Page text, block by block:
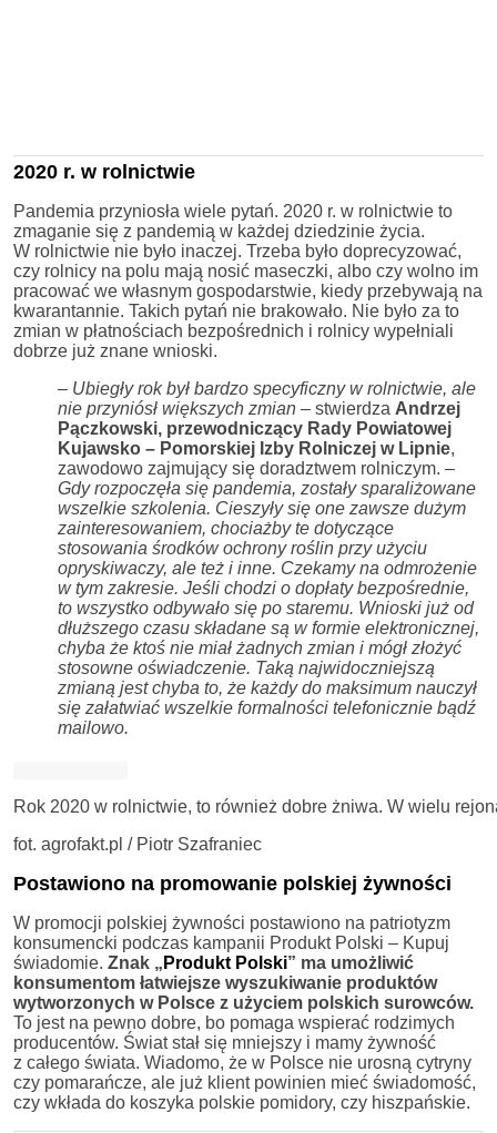
2020 r. w rolnictwie
Pandemia przyniosła wiele pytań. 2020 r. w rolnictwie to
zmaganie się z pandemią w każdej dziedzinie życia.
W rolnictwie nie było inaczej. Trzeba było doprecyzować,
czy rolnicy na polu mają nosić maseczki, albo czy wolno im
pracować we własnym gospodarstwie, kiedy przebywają na
kwarantannie. Takich pytań nie brakowało. Nie było za to
zmian w płatnościach bezpośrednich i rolnicy wypełniali
dobrze już znane wnioski.
– Ubiegły rok był bardzo specyficzny w rolnictwie, ale
nie przyniósł większych zmian – stwierdza Andrzej
Pączkowski, przewodniczący Rady Powiatowej
Kujawsko – Pomorskiej Izby Rolniczej w Lipnie,
zawodowo zajmujący się doradztwem rolniczym. –
Gdy rozpoczęła się pandemia, zostały sparaliżowane
wszelkie szkolenia. Cieszyły się one zawsze dużym
zainteresowaniem, chociażby te dotyczące
stosowania środków ochrony roślin przy użyciu
opryskiwaczy, ale też i inne. Czekamy na odmrożenie
w tym zakresie. Jeśli chodzi o dopłaty bezpośrednie,
to wszystko odbywało się po staremu. Wnioski już od
dłuższego czasu składane są w formie elektronicznej,
chyba że ktoś nie miał żadnych zmian i mógł złożyć
stosowne oświadczenie. Taką najwidoczniejszą
zmianą jest chyba to, że każdy do maksimum nauczył
się załatwiać wszelkie formalności telefonicznie bądź
mailowo.
Rok 2020 w rolnictwie, to również dobre żniwa. W wielu
fot. agrofakt.pl / Piotr Szafraniec
Postawiono na promowanie polskiej żywności
W promocji polskiej żywności postawiono na patriotyzm
konsumencki podczas kampanii Produkt Polski – Kupuj
świadomie. Znak „ Produkt Polski” ma umożliwić
konsumentom łatwiejsze wyszukiwanie produktów
wytworzonych w Polsce z użyciem polskich surowców.
To jest na pewno dobre, bo pomaga wspierać rodzimych
producentów. Świat stał się mniejszy i mamy żywność
z całego świata. Wiadomo, że w Polsce nie urosną cytryny
czy pomarańcze, ale już klient powinien mieć świadomość,
czy wkłada do koszyka polskie pomidory, czy hiszpańskie.